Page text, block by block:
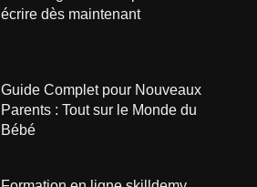
écrire dès maintenant
Guide Complet pour Nouveaux
Parents : Tout sur le Monde du
Bébé